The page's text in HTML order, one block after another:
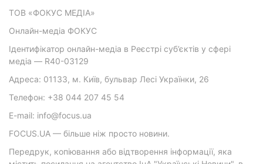
ТОВ «ФОКУС МЕДІА»
Онлайн-медіа ФОКУС
Ідентифікатор онлайн-медіа в Реєстрі суб’єктів у сфері
медіа — R40-03129
Адреса: 01133, м. Київ, бульвар Лесі Українки, 26
Телефон: +38 044 207 45 54
E-mail: info@focus.ua
FOCUS.UA — більше ніж просто новини.
Передрук, копіювання або відтворення інформації, яка